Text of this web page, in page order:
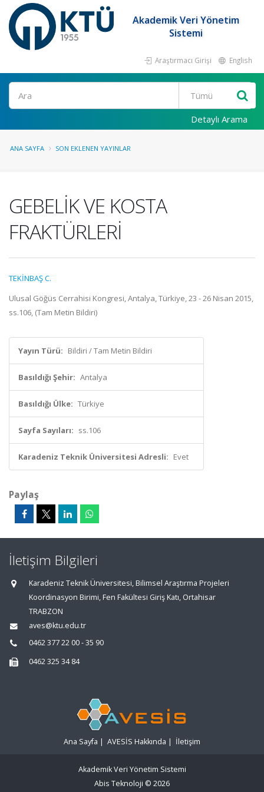
Akademik Veri Yönetim
Sistemi
Araştırmacı Girişi English
Ara
Detaylı Arama
ANA SAYFA SON EKLENEN YAYINLAR
GEBELİK VE KOSTA
FRAKTÜRLERİ
TEKİNBAŞ C.
Ulusal Göğüs Cerrahisi Kongresi, Antalya, Türkiye, 23 - 26 Nisan 2015,
ss.106, (Tam Metin Bildiri)
Yayın Türü: Bildiri / Tam Metin Bildiri
Basıldığı Şehir: Antalya
Basıldığı Ülke: Türkiye
Sayfa Sayıları: ss.106
Karadeniz Teknik Üniversitesi Adresli: Evet
Paylaş
İletişim Bilgileri
Karadeniz Teknik Üniversitesi, Bilimsel Araştırma Projeleri
Koordinasyon Birimi, Fen Fakültesi Giriş Katı, Ortahisar
TRABZON
aves@ktu.edu.tr
0462 377 22 00 - 35 90
0462 325 34 84
Ana Sayfa | AVESİS Hakkında | İletişim
Akademik Veri Yönetim Sistemi
Abis Teknoloji © 2026